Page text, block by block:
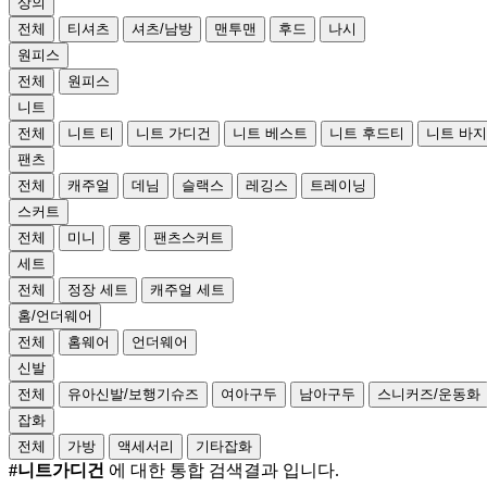
전체
티셔츠 셔츠/남방 맨투맨 후드
나시
원피스
전체
원피스
니트
전체
니트 티 니트 가디건 니트 베스트 니트 후드티
니트 바지
팬츠
전체
캐주얼 데님 슬랙스 레깅스
트레이닝
스커트
전체
미니 롱
팬츠스커트
세트
전체
정장 세트
캐주얼 세트
홈/언더웨어
전체
홈웨어
언더웨어
신발
전체
유아신발/보행기슈즈 여아구두 남아구두 스니커즈/운동화
잡화
전체
가방 액세서리 기타잡화
#니트가디건 에 대한 통합 검색결과 입니다.